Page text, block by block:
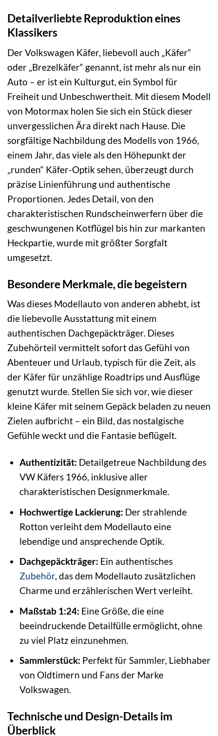
Detailverliebte Reproduktion eines
Klassikers
Der Volkswagen Käfer, liebevoll auch „Käfer“
oder „Brezelkäfer“ genannt, ist mehr als nur ein
Auto – er ist ein Kulturgut, ein Symbol für
Freiheit und Unbeschwertheit. Mit diesem Modell
von Motormax holen Sie sich ein Stück dieser
unvergesslichen Ära direkt nach Hause. Die
sorgfältige Nachbildung des Modells von 1966,
einem Jahr, das viele als den Höhepunkt der
„runden“ Käfer-Optik sehen, überzeugt durch
präzise Linienführung und authentische
Proportionen. Jedes Detail, von den
charakteristischen Rundscheinwerfern über die
geschwungenen Kotflügel bis hin zur markanten
Heckpartie, wurde mit größter Sorgfalt
umgesetzt.
Besondere Merkmale, die begeistern
Was dieses Modellauto von anderen abhebt, ist
die liebevolle Ausstattung mit einem
authentischen Dachgepäckträger. Dieses
Zubehörteil vermittelt sofort das Gefühl von
Abenteuer und Urlaub, typisch für die Zeit, als
der Käfer für unzählige Roadtrips und Ausflüge
genutzt wurde. Stellen Sie sich vor, wie dieser
kleine Käfer mit seinem Gepäck beladen zu neuen
Zielen aufbricht – ein Bild, das nostalgische
Gefühle weckt und die Fantasie beflügelt.
Authentizität: Detailgetreue Nachbildung des
VW Käfers 1966, inklusive aller
charakteristischen Designmerkmale.
Hochwertige Lackierung: Der strahlende
Rotton verleiht dem Modellauto eine
lebendige und ansprechende Optik.
Dachgepäckträger: Ein authentisches
Zubehör, das dem Modellauto zusätzlichen
Charme und erzählerischen Wert verleiht.
Maßstab 1:24: Eine Größe, die eine
beeindruckende Detailfülle ermöglicht, ohne
zu viel Platz einzunehmen.
Sammlerstück: Perfekt für Sammler, Liebhaber
von Oldtimern und Fans der Marke
Volkswagen.
Technische und Design-Details im
Überblick